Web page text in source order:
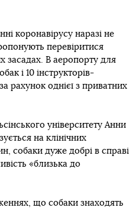
коронавірусу наразі не
перевіритися
засадах. В аеропорту для
і 10 інструкторів-
рахунок однієї з приватних
університету Анни
на клінічних
собаки дуже добрі в справі
«близька до
що собаки знаходять